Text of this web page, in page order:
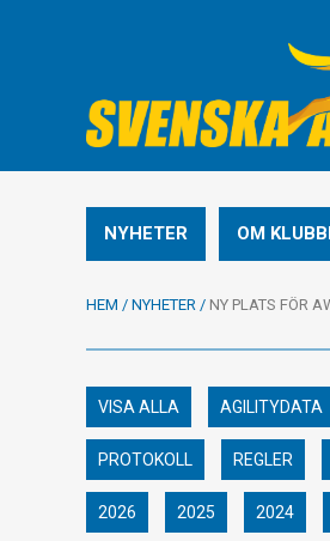
NYHETER OM
HEM / NYHETER / NY PLATS FÖR
VISA ALLA AGILITYDATA
PROTOKOLL REGLER
2026 2025 2024